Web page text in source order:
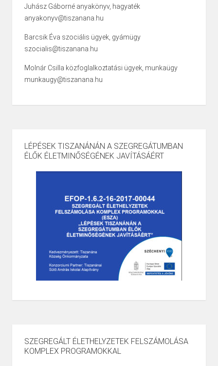
Juhász Gáborné anyakönyv, hagyaték
anyakonyv@tiszanana.hu
Barcsik Éva szociális ügyek, gyámügy
szocialis@tiszanana.hu
Molnár Csilla közfoglalkoztatási ügyek, munkaügy
munkaugy@tiszanana.hu
LÉPÉSEK TISZANÁNÁN A SZEGREGÁTUMBAN
ÉLŐK ÉLETMINŐSÉGÉNEK JAVÍTÁSÁÉRT
SZEGREGÁLT ÉLETHELYZETEK FELSZÁMOLÁSA
KOMPLEX PROGRAMOKKAL